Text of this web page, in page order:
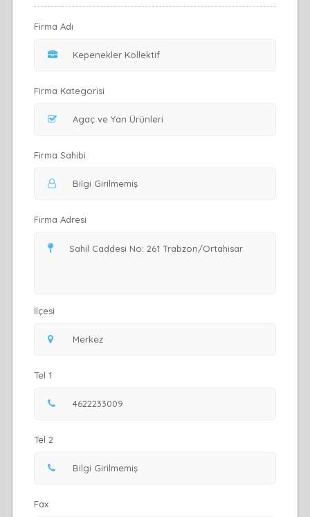
Firma Adı
Firma Kategorisi
Firma Sahibi
Firma Adresi
İlçesi
Tel 1
Tel 2
Fax